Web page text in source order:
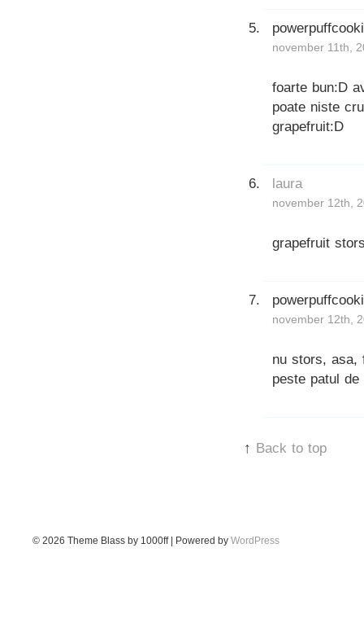
november 11th,
foarte bun:D
poate niste
grapefruit:D
laura
november 12th,
grapefruit
november 12th,
nu stors, asa,
peste patul de
↑ Back to top
© 2026 Theme Blass by 1000ff | Powered by WordPress